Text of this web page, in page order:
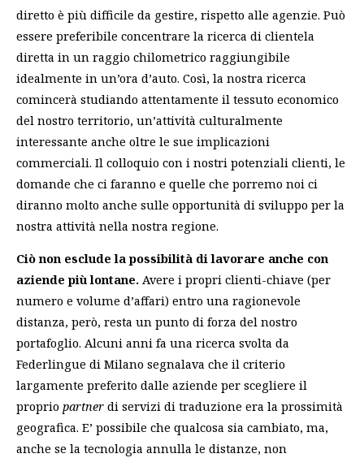
diretto è più difficile da gestire, rispetto alle agenzie. Può
essere preferibile concentrare la ricerca di clientela
diretta in un raggio chilometrico raggiungibile
idealmente in un’ora d’auto. Così, la nostra ricerca
comincerà studiando attentamente il tessuto economico
del nostro territorio, un’attività culturalmente
interessante anche oltre le sue implicazioni
commerciali. Il colloquio con i nostri potenziali clienti, le
domande che ci faranno e quelle che porremo noi ci
diranno molto anche sulle opportunità di sviluppo per la
nostra attività nella nostra regione.
Ciò non esclude la possibilità di lavorare anche con
aziende più lontane. Avere i propri clienti-chiave (per
numero e volume d’affari) entro una ragionevole
distanza, però, resta un punto di forza del nostro
portafoglio. Alcuni anni fa una ricerca svolta da
Federlingue di Milano segnalava che il criterio
largamente preferito dalle aziende per scegliere il
proprio partner di servizi di traduzione era la prossimità
geografica. E’ possibile che qualcosa sia cambiato, ma,
anche se la tecnologia annulla le distanze, non